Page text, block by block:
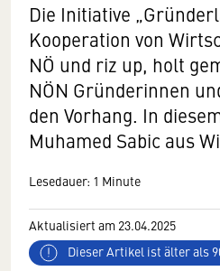
Die Initiative
Kooperation von
NÖ und riz up, holt
NÖN Gründerinnen
den Vorhang. In
Muhamed Sabic aus
Lesedauer: 1 Minute
Aktualisiert am 23.04.2025
Dieser Artikel ist älter als